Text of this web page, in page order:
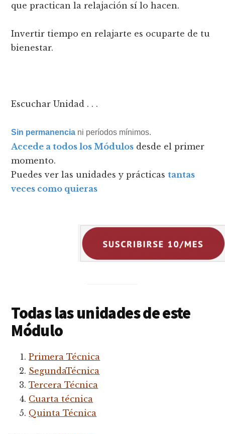
que practican la relajación sí lo hacen.
Invertir tiempo en relajarte es ocuparte de tu
bienestar.
Escuchar Unidad . . .
Sin permanencia ni períodos mínimos.
Accede a todos los Módulos desde el primer
momento.
Puedes ver las unidades y prácticastantas
veces como quieras
Todas las unidades de este
Módulo
Primera Técnica
SegundaTécnica
Tercera Técnica
Cuarta técnica
Quinta Técnica